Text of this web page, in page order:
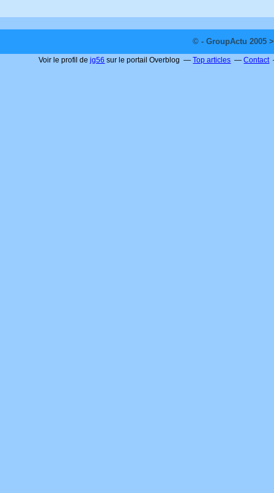
© - GroupActu 2005
Voir le profil dejg56 sur le portail Overblog Top articles Contact